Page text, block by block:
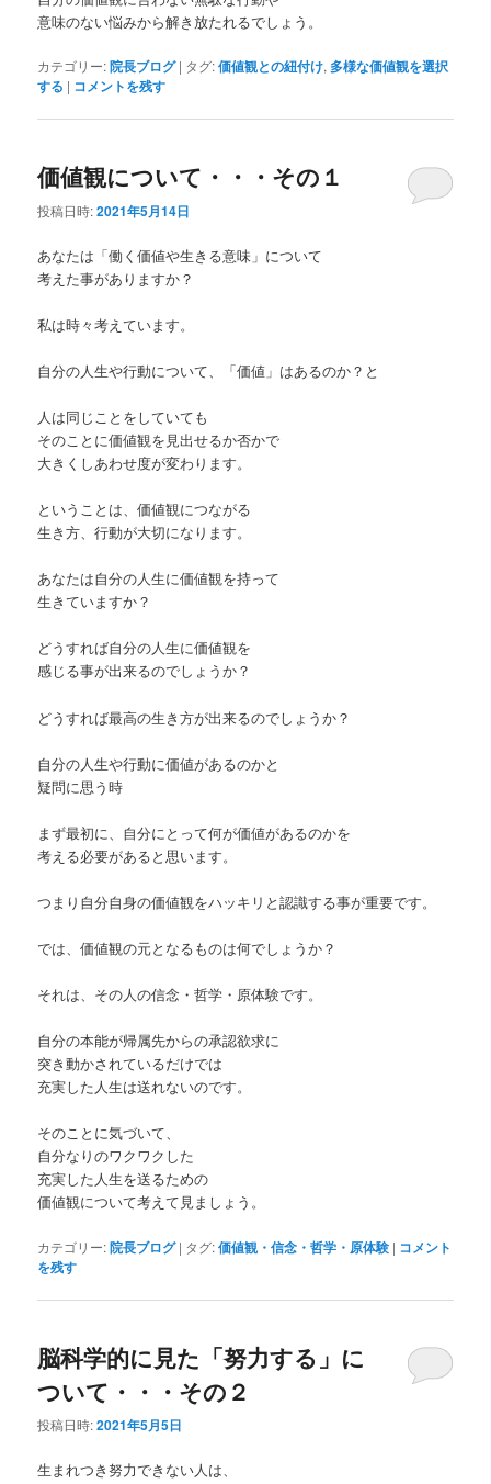
意味のない悩みから解き放たれるでしょう。
カテゴリー:院長ブログ | タグ:価値観との紐付け,多様な価値観を選択
する | コメントを残す
価値観について・・・その１
投稿日時:2021年5月14日
あなたは「働く価値や生きる意味」について
考えた事がありますか？
私は時々考えています。
自分の人生や行動について、「価値」はあるのか？と
人は同じことをしていても
そのことに価値観を見出せるか否かで
大きくしあわせ度が変わります。
ということは、価値観につながる
生き方、行動が大切になります。
あなたは自分の人生に価値観を持って
生きていますか？
どうすれば自分の人生に価値観を
感じる事が出来るのでしょうか？
どうすれば最高の生き方が出来るのでしょうか？
自分の人生や行動に価値があるのかと
疑問に思う時
まず最初に、自分にとって何が価値があるのかを
考える必要があると思います。
つまり自分自身の価値観をハッキリと認識する事が重要です。
では、価値観の元となるものは何でしょうか？
それは、その人の信念・哲学・原体験です。
自分の本能が帰属先からの承認欲求に
突き動かされているだけでは
充実した人生は送れないのです。
そのことに気づいて、
自分なりのワクワクした
充実した人生を送るための
価値観について考えて見ましょう。
カテゴリー:院長ブログ | タグ:価値観・信念・哲学・原体験 | コメント
を残す
脳科学的に見た「努力する」に
ついて・・・その２
投稿日時:2021年5月5日
生まれつき努力できない人は、